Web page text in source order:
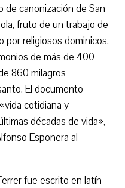
canonización de San
fruto de un trabajo de
por religiosos dominicos.
de más de 400
860 milagros
El documento
cotidiana y
décadas de vida»,
Esponera al
fue escrito en latín